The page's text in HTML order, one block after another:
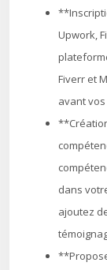
Upwork,
Fiverr et
avant
dans
ajoutez